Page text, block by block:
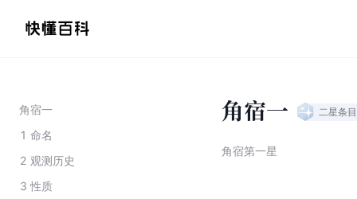
角宿一
1 命名
2 观测历史
3 性质
角宿一 二星条目
角宿第一星